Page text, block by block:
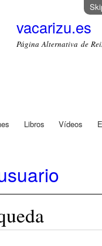
vacarizu.es
Página Alternativa de
Libros Vídeos